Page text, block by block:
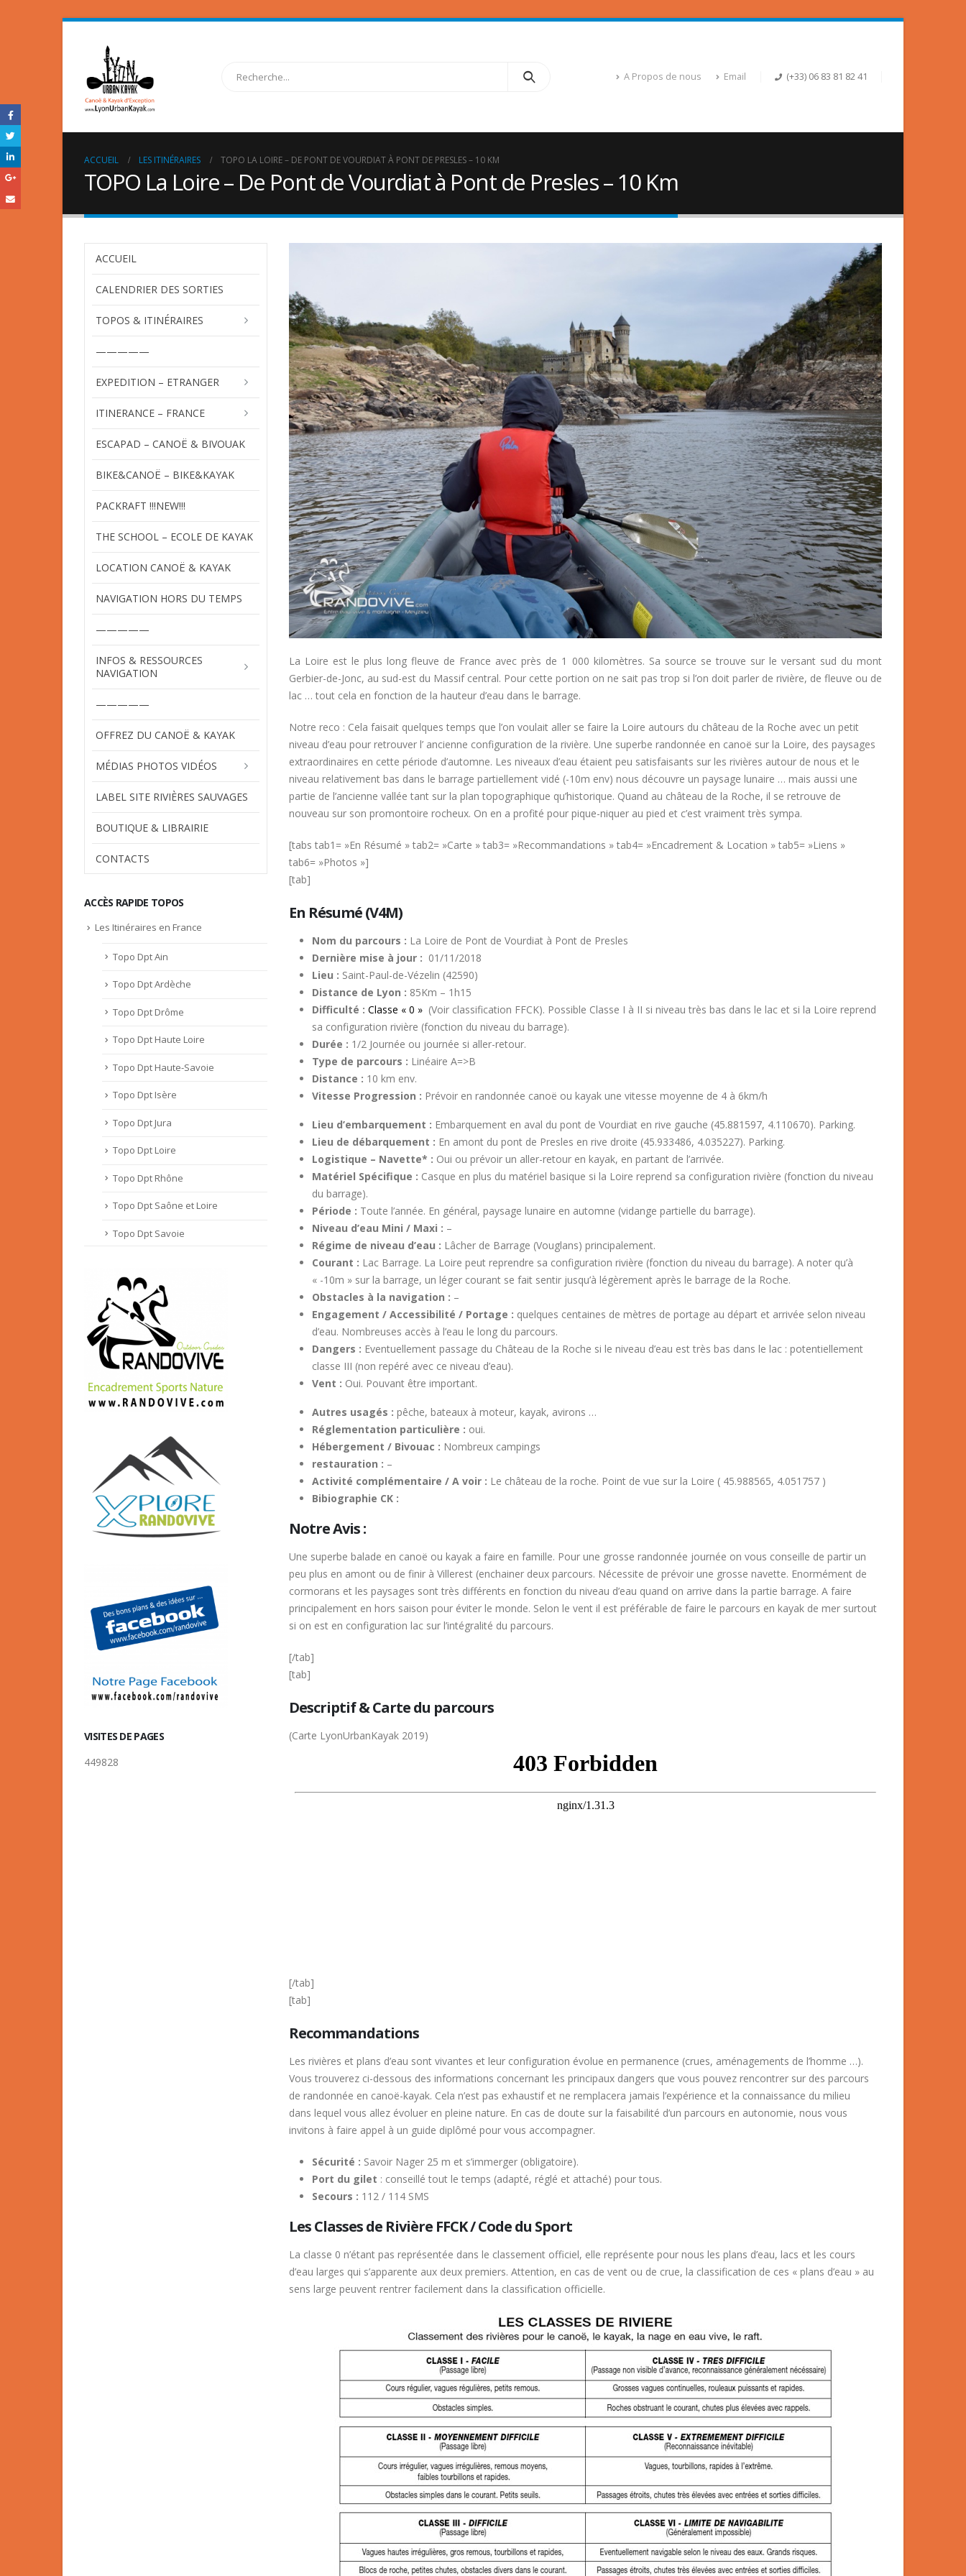
A Propos de nous Email (+33) 06 83 81 82 41
ACCUEIL LES ITINÉRAIRES TOPO LA LOIRE – DE PONT DE VOURDIAT À PONT DE PRESLES – 10 KM
TOPO La Loire – De Pont de Vourdiat à Pont de Presles – 10 Km
La Loire est le plus long fleuve de France avec près de 1 000 kilomètres. Sa source se trouve sur le versant sud du mont
Gerbier-de-Jonc, au sud-est du Massif central. Pour cette portion on ne sait pas trop si l’on doit parler de rivière, de fleuve ou de
lac … tout cela en fonction de la hauteur d’eau dans le barrage.
Notre reco : Cela faisait quelques temps que l’on voulait aller se faire la Loire autours du château de la Roche avec un petit
niveau d’eau pour retrouver l’ ancienne configuration de la rivière. Une superbe randonnée en canoë sur la Loire, des paysages
extraordinaires en cette période d’automne. Les niveaux d’eau étaient peu satisfaisants sur les rivières autour de nous et le
niveau relativement bas dans le barrage partiellement vidé (-10m env) nous découvre un paysage lunaire … mais aussi une
partie de l’ancienne vallée tant sur la plan topographique qu’historique. Quand au château de la Roche, il se retrouve de
nouveau sur son promontoire rocheux. On en a profité pour pique-niquer au pied et c’est vraiment très sympa.
[tabs tab1= »En Résumé » tab2= »Carte » tab3= »Recommandations » tab4= »Encadrement & Location » tab5= »Liens »
tab6= »Photos »]
[tab]
En Résumé (V4M)
Nom du parcours : La Loire de Pont de Vourdiat à Pont de Presles
Dernière mise à jour : 01/11/2018
Lieu : Saint-Paul-de-Vézelin (42590)
Distance de Lyon : 85Km – 1h15
Difficulté : Classe « 0 » (Voir classification FFCK). Possible Classe I à II si niveau très bas dans le lac et si la Loire reprend
sa configuration rivière (fonction du niveau du barrage).
Durée : 1/2 Journée ou journée si aller-retour.
Type de parcours : Linéaire A=>B
Distance : 10 km env.
Vitesse Progression : Prévoir en randonnée canoë ou kayak une vitesse moyenne de 4 à 6km/h
Lieu d’embarquement : Embarquement en aval du pont de Vourdiat en rive gauche (45.881597, 4.110670). Parking.
Lieu de débarquement : En amont du pont de Presles en rive droite (45.933486, 4.035227). Parking.
Logistique – Navette* : Oui ou prévoir un aller-retour en kayak, en partant de l’arrivée.
Matériel Spécifique : Casque en plus du matériel basique si la Loire reprend sa configuration rivière (fonction du niveau
du barrage).
Période : Toute l’année. En général, paysage lunaire en automne (vidange partielle du barrage).
Niveau d’eau Mini / Maxi : –
Régime de niveau d’eau : Lâcher de Barrage (Vouglans) principalement.
Courant : Lac Barrage. La Loire peut reprendre sa configuration rivière (fonction du niveau du barrage). A noter qu’à
« -10m » sur la barrage, un léger courant se fait sentir jusqu’à légèrement après le barrage de la Roche.
Obstacles à la navigation : –
Engagement / Accessibilité / Portage : quelques centaines de mètres de portage au départ et arrivée selon niveau
d’eau. Nombreuses accès à l’eau le long du parcours.
Dangers : Eventuellement passage du Château de la Roche si le niveau d’eau est très bas dans le lac : potentiellement
classe III (non repéré avec ce niveau d’eau).
Vent : Oui. Pouvant être important.
Autres usagés : pêche, bateaux à moteur, kayak, avirons …
Réglementation particulière : oui.
Hébergement / Bivouac : Nombreux campings
restauration : –
Activité complémentaire / A voir : Le château de la roche. Point de vue sur la Loire ( 45.988565, 4.051757 )
Bibiographie CK :
Notre Avis :
Une superbe balade en canoë ou kayak a faire en famille. Pour une grosse randonnée journée on vous conseille de partir un
peu plus en amont ou de finir à Villerest (enchainer deux parcours. Nécessite de prévoir une grosse navette. Enormément de
cormorans et les paysages sont très différents en fonction du niveau d’eau quand on arrive dans la partie barrage. A faire
principalement en hors saison pour éviter le monde. Selon le vent il est préférable de faire le parcours en kayak de mer surtout
si on est en configuration lac sur l’intégralité du parcours.
[/tab]
[tab]
Descriptif & Carte du parcours
(Carte LyonUrbanKayak 2019)
[/tab]
[tab]
Recommandations
Les rivières et plans d’eau sont vivantes et leur configuration évolue en permanence (crues, aménagements de l’homme …).
Vous trouverez ci-dessous des informations concernant les principaux dangers que vous pouvez rencontrer sur des parcours
de randonnée en canoë-kayak. Cela n’est pas exhaustif et ne remplacera jamais l’expérience et la connaissance du milieu
dans lequel vous allez évoluer en pleine nature. En cas de doute sur la faisabilité d’un parcours en autonomie, nous vous
invitons à faire appel à un guide diplômé pour vous accompagner.
Sécurité : Savoir Nager 25 m et s’immerger (obligatoire).
Port du gilet : conseillé tout le temps (adapté, réglé et attaché) pour tous.
Secours : 112 / 114 SMS
Les Classes de Rivière FFCK / Code du Sport
La classe 0 n’étant pas représentée dans le classement officiel, elle représente pour nous les plans d’eau, lacs et les cours
d’eau larges qui s’apparente aux deux premiers. Attention, en cas de vent ou de crue, la classification de ces « plans d’eau » au
sens large peuvent rentrer facilement dans la classification officielle.
ACCUEIL
CALENDRIER DES SORTIES
TOPOS & ITINÉRAIRES
—————
EXPEDITION – ETRANGER
ITINERANCE – FRANCE
ESCAPAD – CANOË & BIVOUAK
BIKE&CANOË – BIKE&KAYAK
PACKRAFT !!!NEW!!!
THE SCHOOL – ECOLE DE KAYAK
LOCATION CANOË & KAYAK
NAVIGATION HORS DU TEMPS
—————
INFOS & RESSOURCES
NAVIGATION
—————
OFFREZ DU CANOË & KAYAK
MÉDIAS PHOTOS VIDÉOS
LABEL SITE RIVIÈRES SAUVAGES
BOUTIQUE & LIBRAIRIE
CONTACTS
ACCÈS RAPIDE TOPOS
Les Itinéraires en France
Topo Dpt Ain
Topo Dpt Ardèche
Topo Dpt Drôme
Topo Dpt Haute Loire
Topo Dpt Haute-Savoie
Topo Dpt Isère
Topo Dpt Jura
Topo Dpt Loire
Topo Dpt Rhône
Topo Dpt Saône et Loire
Topo Dpt Savoie
VISITES DE PAGES
449828